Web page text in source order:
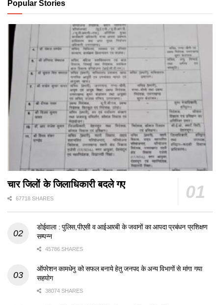
Popular Stories
चार जिलों के जिलाधिकारी बदले गए
67718 SHARES
डोईवाला : पुलिस,पीएसी व आईआरबी के जवानों का आपदा प्रबंधन प्रशिक्षण
सम्पन्न
45786 SHARES
ऑपरेशन कामधेनु को सफल बनाये हेतु जनपद के अन्य विभागों से मांगा गया
सहयोग
38074 SHARES